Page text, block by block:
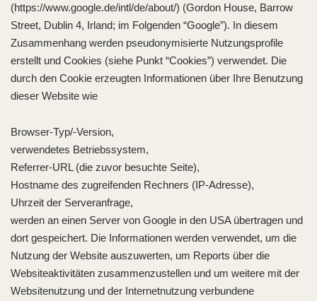
(https://www.google.de/intl/de/about/) (Gordon House, Barrow
Street, Dublin 4, Irland; im Folgenden “Google”). In diesem
Zusammenhang werden pseudonymisierte Nutzungsprofile
erstellt und Cookies (siehe Punkt “Cookies”) verwendet. Die
durch den Cookie erzeugten Informationen über Ihre Benutzung
dieser Website wie
Browser-Typ/-Version,
verwendetes Betriebssystem,
Referrer-URL (die zuvor besuchte Seite),
Hostname des zugreifenden Rechners (IP-Adresse),
Uhrzeit der Serveranfrage,
werden an einen Server von Google in den USA übertragen und
dort gespeichert. Die Informationen werden verwendet, um die
Nutzung der Website auszuwerten, um Reports über die
Websiteaktivitäten zusammenzustellen und um weitere mit der
Websitenutzung und der Internetnutzung verbundene